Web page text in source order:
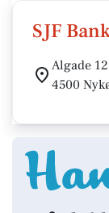
SJF
Algade 12
4500